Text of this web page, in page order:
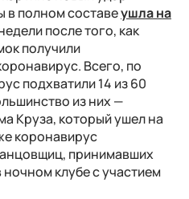
в полном составеушла на
после того, как
получили
Всего, по
подхватили 14 из 60
из них —
Круза, который ушел на
коронавирус
принимавших
клубе с участием